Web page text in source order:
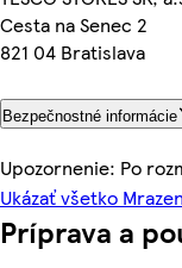
Cesta na Senec 2
821 04 Bratislava
Bezpečnostné informácie
Upozornenie: Po
Ukázať všetko
Príprava a